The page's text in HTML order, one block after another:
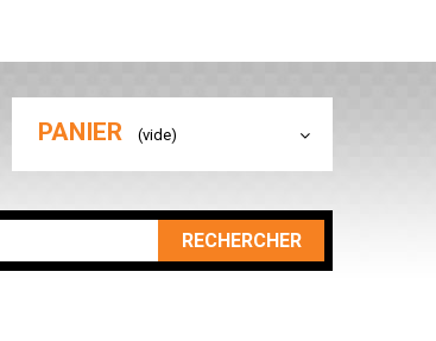
PANIER (vide)
RECHERCHER